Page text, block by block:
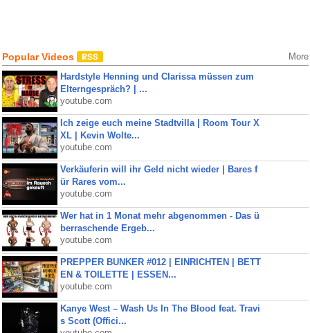
Popular Videos More
Hardstyle Henning und Clarissa müssen zum
Elterngespräch? | ...
youtube.com
Ich zeige euch meine Stadtvilla | Room Tour X
XL | Kevin Wolte...
youtube.com
Verkäuferin will ihr Geld nicht wieder | Bares f
ür Rares vom...
youtube.com
Wer hat in 1 Monat mehr abgenommen - Das ü
berraschende Ergeb...
youtube.com
PREPPER BUNKER #012 | EINRICHTEN | BETT
EN & TOILETTE | ESSEN...
youtube.com
Kanye West – Wash Us In The Blood feat. Travi
s Scott (Offici...